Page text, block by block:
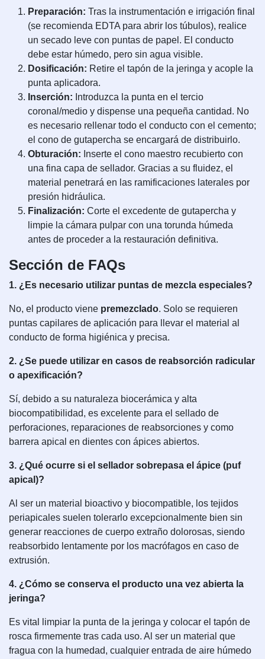
Preparación: Tras la instrumentación e irrigación final
(se recomienda EDTA para abrir los túbulos), realice
un secado leve con puntas de papel. El conducto
debe estar húmedo, pero sin agua visible.
Dosificación: Retire el tapón de la jeringa y acople la
punta aplicadora.
Inserción: Introduzca la punta en el tercio
coronal/medio y dispense una pequeña cantidad. No
es necesario rellenar todo el conducto con el cemento;
el cono de gutapercha se encargará de distribuirlo.
Obturación: Inserte el cono maestro recubierto con
una fina capa de sellador. Gracias a su fluidez, el
material penetrará en las ramificaciones laterales por
presión hidráulica.
Finalización: Corte el excedente de gutapercha y
limpie la cámara pulpar con una torunda húmeda
antes de proceder a la restauración definitiva.
Sección de FAQs
1. ¿Es necesario utilizar puntas de mezcla especiales?
No, el producto viene premezclado. Solo se requieren
puntas capilares de aplicación para llevar el material al
conducto de forma higiénica y precisa.
2. ¿Se puede utilizar en casos de reabsorción radicular
o apexificación?
Sí, debido a su naturaleza biocerámica y alta
biocompatibilidad, es excelente para el sellado de
perforaciones, reparaciones de reabsorciones y como
barrera apical en dientes con ápices abiertos.
3. ¿Qué ocurre si el sellador sobrepasa el ápice (puf
apical)?
Al ser un material bioactivo y biocompatible, los tejidos
periapicales suelen tolerarlo excepcionalmente bien sin
generar reacciones de cuerpo extraño dolorosas, siendo
reabsorbido lentamente por los macrófagos en caso de
extrusión.
4. ¿Cómo se conserva el producto una vez abierta la
jeringa?
Es vital limpiar la punta de la jeringa y colocar el tapón de
rosca firmemente tras cada uso. Al ser un material que
fragua con la humedad, cualquier entrada de aire húmedo